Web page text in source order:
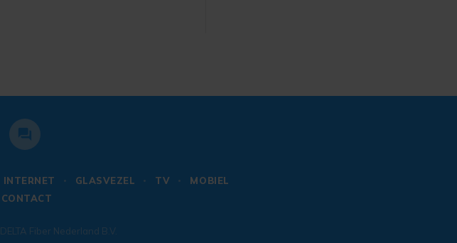
INTERNET GLASVEZEL TV
MOBIEL
CONTACT
DELTA Fiber Nederland B.V.